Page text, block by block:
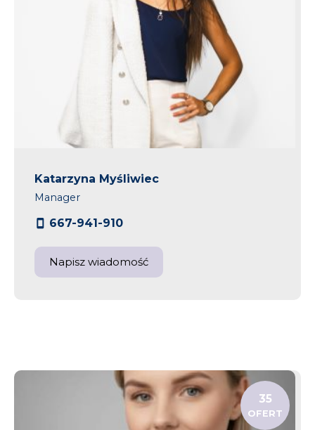
Katarzyna Myśliwiec
Manager
667-941-910
Napisz wiadomość
35
OFERT